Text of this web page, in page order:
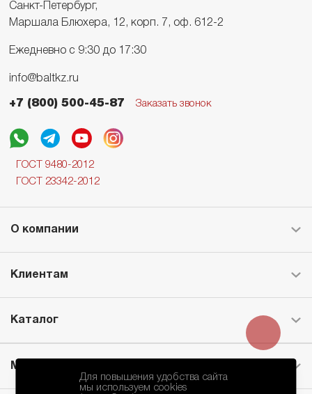
Санкт-Петербург,
Маршала Блюхера, 12, корп. 7, оф. 612-2
Ежедневно с 9:30 до 17:30
info@baltkz.ru
+7 (800) 500-45-87 Заказать звонок
ГОСТ 9480-2012
ГОСТ 23342-2012
О компании
Клиентам
Каталог
Месторождение
Для повышения удобства сайта
мы используем cookies